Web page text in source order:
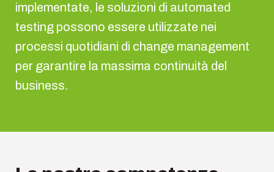
implementate, le soluzioni di automated
testing possono essere utilizzate nei
processi quotidiani di change management
per garantire la massima continuità del
business.